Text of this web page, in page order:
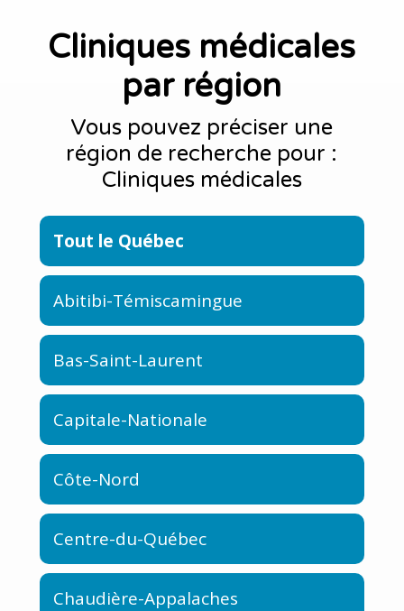
Cliniques médicales
par région
Vous pouvez préciser une
région de recherche pour :
Cliniques médicales
Tout le Québec
Abitibi-Témiscamingue
Bas-Saint-Laurent
Capitale-Nationale
Côte-Nord
Centre-du-Québec
Chaudière-Appalaches